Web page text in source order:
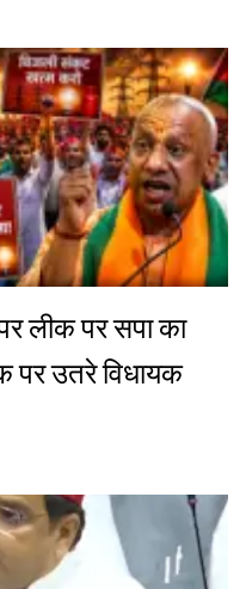
लीक पर सपा का
उतरे विधायक